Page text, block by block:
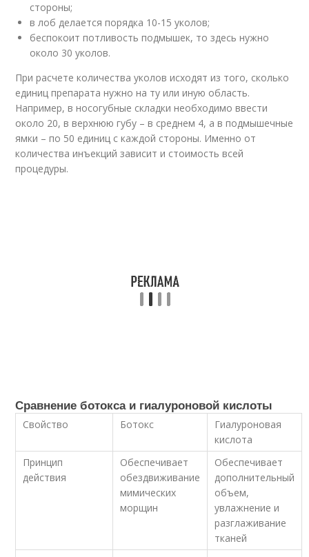
стороны;
в лоб делается порядка 10-15 уколов;
беспокоит потливость подмышек, то здесь нужно
около 30 уколов.
При расчете количества уколов исходят из того, сколько
единиц препарата нужно на ту или иную область.
Например, в носогубные складки необходимо ввести
около 20, в верхнюю губу – в среднем 4, а в подмышечные
ямки – по 50 единиц с каждой стороны. Именно от
количества инъекций зависит и стоимость всей
процедуры.
Сравнение ботокса и гиалуроновой кислоты
Свойство Ботокс
Гиалуроновая
кислота
Принцип
действия
Обеспечивает
обездвиживание
мимических
морщин
Обеспечивает
дополнительный
объем,
увлажнение и
разглаживание
тканей